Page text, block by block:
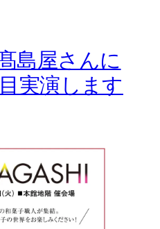
島屋さんに
実演します